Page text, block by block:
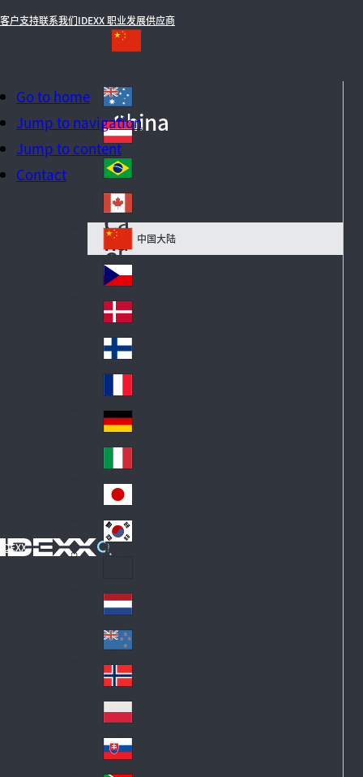
Go to home
Jump to navigation
Jump to content
Contact
客户支持联系我们IDEXX 职业发展供应商
IDEXX
China
Au
str
ali
a
Au
str
ia
Österreich
Br
azi
l
Ca
na
da
Ch
in
a
中国大陆
Cz
ec
h
De
n
m
ar
k
Fi
nl
an
d
Fr
an
ce
Ge
rm
an
y
Ita
ly
Ja
pa
n
Ko
a
La
tin
A
m
eri
ca
Ne
th
erl
an
ds
Ne
w
Ze
al
an
d
No
rw
ay
Po
la
nd
Sl